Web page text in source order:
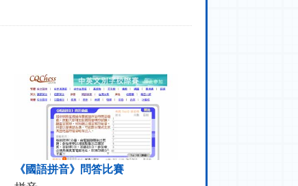
《國語拼音》問答比賽